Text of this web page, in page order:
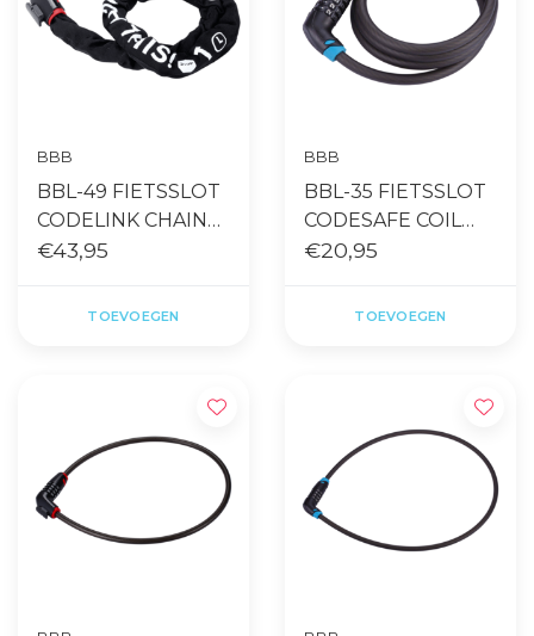
BBB
BBL-49 FIETSSLOT
CODELINK CHAIN
CABLE 5MMX100CM
€43,95
TOEVOEGEN
BBB
BBL-35 FIETSSLOT
CODESAFE COIL
CABLE
ZWART
€20,95
TOEVOEGEN